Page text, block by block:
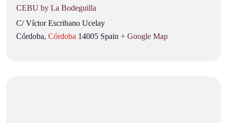
CEBU by La Bodeguilla
C/ Víctor Escribano Ucelay
Córdoba, Córdoba 14005 Spain + Google Map